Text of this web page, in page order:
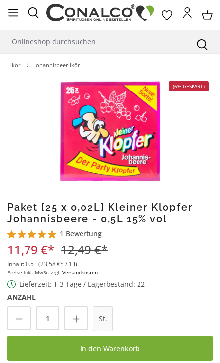
springen
Likör Johannisbeerlikör
Bildergalerie überspringen
(6% GESPART)
Paket [25 x 0,02L] Kleiner Klopfer
Johannisbeere - 0,5L 15% vol
Durchschnittliche Bewertung von 5 von 5 Sternen
1 Bewertung
11,79 €* 12,49 €*
Inhalt:0.5 l (23,58 €* / 1 l)
Preise inkl. MwSt. zzgl. Versandkosten
Lieferzeit: 1-3 Tage / Lagerbestand: 22
ANZAHL
Produkt Anzahl: Gib den gewünschten
St.
In den Warenkorb